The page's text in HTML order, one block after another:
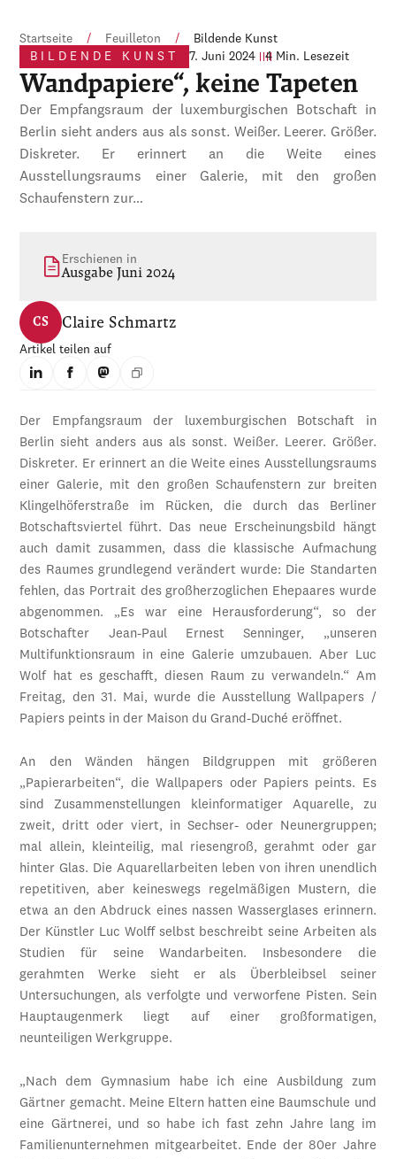
Startseite / Feuilleton /
Bildende Kunst
BILDENDE KUNST
7. Juni 2024 4 Min. Lesezeit
Wandpapiere“, keine Tapeten
Der Empfangsraum der luxemburgischen Botschaft in
Berlin sieht anders aus als sonst. Weißer. Leerer. Größer.
Diskreter. Er erinnert an die Weite eines
Ausstellungsraums einer Galerie, mit den großen
Schaufenstern zur…
Erschienen in
Ausgabe Juni 2024
CS Claire Schmartz
Artikel teilen auf
Der Empfangsraum der luxemburgischen Botschaft in
Berlin sieht anders aus als sonst. Weißer. Leerer. Größer.
Diskreter. Er erinnert an die Weite eines Ausstellungsraums
einer Galerie, mit den großen Schaufenstern zur breiten
Klingelhöferstraße im Rücken, die durch das Berliner
Botschaftsviertel führt. Das neue Erscheinungsbild hängt
auch damit zusammen, dass die klassische Aufmachung
des Raumes grundlegend verändert wurde: Die Standarten
fehlen, das Portrait des großherzoglichen Ehepaares wurde
abgenommen. „Es war eine Herausforderung“, so der
Botschafter Jean-Paul Ernest Senninger, „unseren
Multifunktionsraum in eine Galerie umzubauen. Aber Luc
Wolf hat es geschafft, diesen Raum zu verwandeln.“ Am
Freitag, den 31. Mai, wurde die Ausstellung Wallpapers /
Papiers peints in der Maison du Grand-Duché eröffnet.
An den Wänden hängen Bildgruppen mit größeren
„Papierarbeiten“, die Wallpapers oder Papiers peints. Es
sind Zusammenstellungen kleinformatiger Aquarelle, zu
zweit, dritt oder viert, in Sechser- oder Neunergruppen;
mal allein, kleinteilig, mal riesengroß, gerahmt oder gar
hinter Glas. Die Aquarellarbeiten leben von ihren unendlich
repetitiven, aber keineswegs regelmäßigen Mustern, die
etwa an den Abdruck eines nassen Wasserglases erinnern.
Der Künstler Luc Wolff selbst beschreibt seine Arbeiten als
Studien für seine Wandarbeiten. Insbesondere die
gerahmten Werke sieht er als Überbleibsel seiner
Untersuchungen, als verfolgte und verworfene Pisten. Sein
Hauptaugenmerk liegt auf einer großformatigen,
neunteiligen Werkgruppe.
„Nach dem Gymnasium habe ich eine Ausbildung zum
Gärtner gemacht. Meine Eltern hatten eine Baumschule und
eine Gärtnerei, und so habe ich fast zehn Jahre lang im
Familienunternehmen mitgearbeitet. Ende der 80er Jahre